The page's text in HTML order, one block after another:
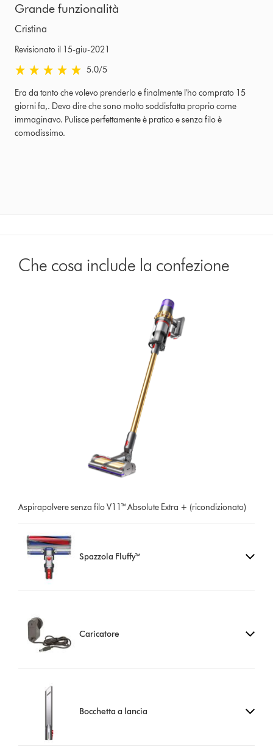
Grande funzionalità
Cristina
Revisionato il 15-giu-2021
5.0 stelle su 5 da Revisionato il 15-giu-2021 Ratings
5.0/5
Era da tanto che volevo prenderlo e finalmente l'ho comprato 15
giorni fa,. Devo dire che sono molto soddisfatta proprio come
immaginavo. Pulisce perfettamente è pratico e senza filo è
comodissimo.
Che cosa include la confezione
Aspirapolvere senza filo V11™ Absolute Extra + (ricondizionato)
Spazzola Fluffy™
Caricatore
Bocchetta a lancia